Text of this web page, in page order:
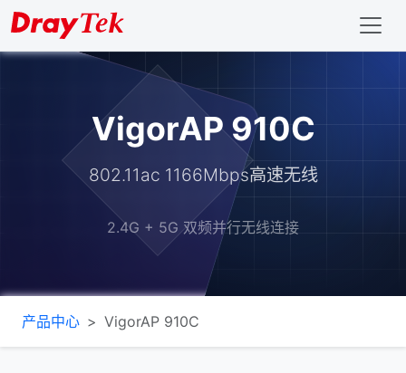
VigorAP 910C
802.11ac 1166Mbps高速无线
2.4G + 5G 双频并行无线连接
产品中心 VigorAP 910C